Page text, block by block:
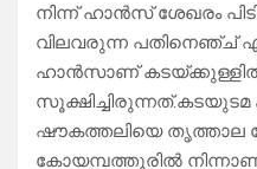
നിന്ന് ഹാൻസ് ശേഖരം
വിലവരുന്ന പതിനെഞ്ച്
ഹാൻസാണ് കടയ്ക്കുള്ളിൽ
സൂക്ഷിച്ചിരുന്നത്.കടയുടമ
ഷൗകത്തലിയെ തൃത്താല
കോയമ്പത്തൂരിൽ